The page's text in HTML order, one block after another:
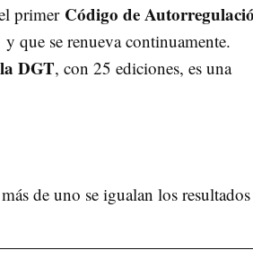
primer Código de
que se renueva continuamente.
DGT, con 25 ediciones, es una
de uno se igualan los resultados